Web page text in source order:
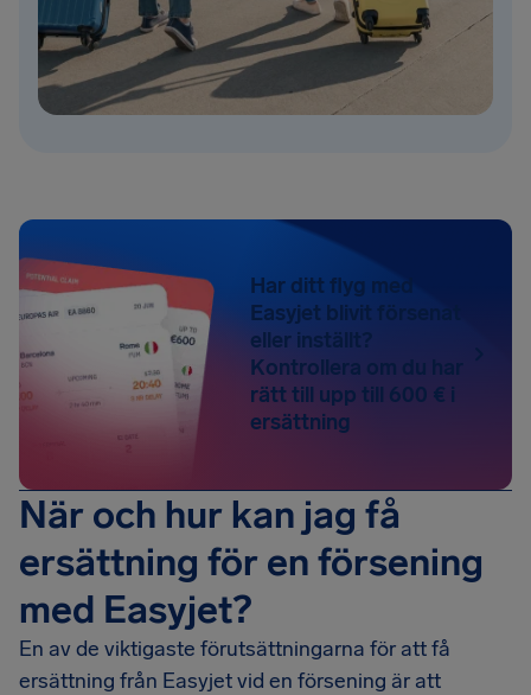
Har ditt flyg med
Easyjet blivit försenat
eller inställt?
Kontrollera om du har
rätt till upp till 600 € i
ersättning
När och hur kan jag få
ersättning för en försening
med Easyjet?
En av de viktigaste förutsättningarna för att få
ersättning från Easyjet vid en försening är att